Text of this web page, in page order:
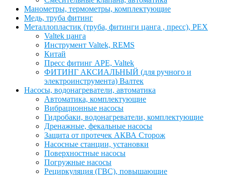
Манометры, термометры, комплектующие
Медь, труба фитинг
Металлопластик (труба, фитинги цанга , пресс), PEX
Valtek цанга
Инструмент Valtek, REMS
Китай
Пресс фитинг APE, Valtek
ФИТИНГ АКСИАЛЬНЫЙ (для ручного и
электроинструмента) Валтек
Насосы, водонагреватели, автоматика
Автоматика, комплектующие
Вибрационные насосы
Гидробаки, водонагреватели, комплектующие
Дренажные, фекальные насосы
Защита от протечек АКВА Сторож
Насосные станции, установки
Поверхностные насосы
Погружные насосы
Рециркуляция (ГВС), повышающие